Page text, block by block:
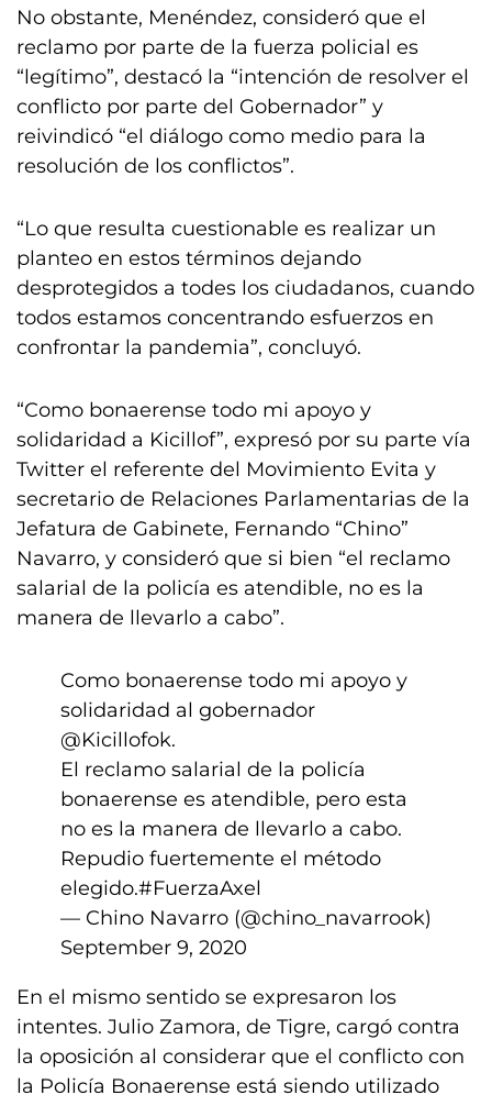
No obstante, Menéndez, consideró que el
reclamo por parte de la fuerza policial es
“legítimo”, destacó la “intención de resolver el
conflicto por parte del Gobernador” y
reivindicó “el diálogo como medio para la
resolución de los conflictos”.
“Lo que resulta cuestionable es realizar un
planteo en estos términos dejando
desprotegidos a todes los ciudadanos, cuando
todos estamos concentrando esfuerzos en
confrontar la pandemia”, concluyó.
“Como bonaerense todo mi apoyo y
solidaridad a Kicillof”, expresó por su parte vía
Twitter el referente del Movimiento Evita y
secretario de Relaciones Parlamentarias de la
Jefatura de Gabinete, Fernando “Chino”
Navarro, y consideró que si bien “el reclamo
salarial de la policía es atendible, no es la
manera de llevarlo a cabo”.
Como bonaerense todo mi apoyo y
solidaridad al gobernador
@Kicillofok.
El reclamo salarial de la policía
bonaerense es atendible, pero esta
no es la manera de llevarlo a cabo.
Repudio fuertemente el método
elegido.#FuerzaAxel
— Chino Navarro (@chino_navarrook)
September 9, 2020
En el mismo sentido se expresaron los
intentes. Julio Zamora, de Tigre, cargó contra
la oposición al considerar que el conflicto con
la Policía Bonaerense está siendo utilizado